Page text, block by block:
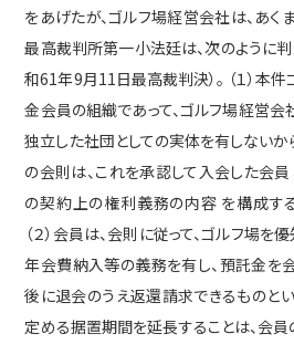
預託金返還請求訴訟（５）
預託金返還請求訴訟（４
カテゴリー
C型肝炎(5)
お知らせ (2)
ゴルフ(11)
三河カントリー (2)
弁護士の仕事 (1)
相続(3)
をあげたが、ゴルフ場経営会社は、あく
最高裁判所第一小法廷は、次のように判
和61年9月11日最高裁判決）。 （１）本
金会員の組織であって、ゴルフ場経営会
独立した社団としての実体を有しないか
の会則は、これを承認して入会した会
の契約上の権利義務の内容 を構成す
（２）会員は、会則に従って、ゴルフ場
年会費納入等の義務を有し、預託金を
後に退会のうえ返還請求できるものとい
定める据置期間を延長することは、会